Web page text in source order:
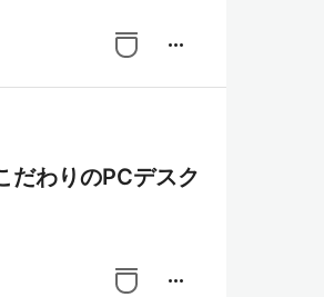
more_horiz
だわりのPCデスク
more_horiz